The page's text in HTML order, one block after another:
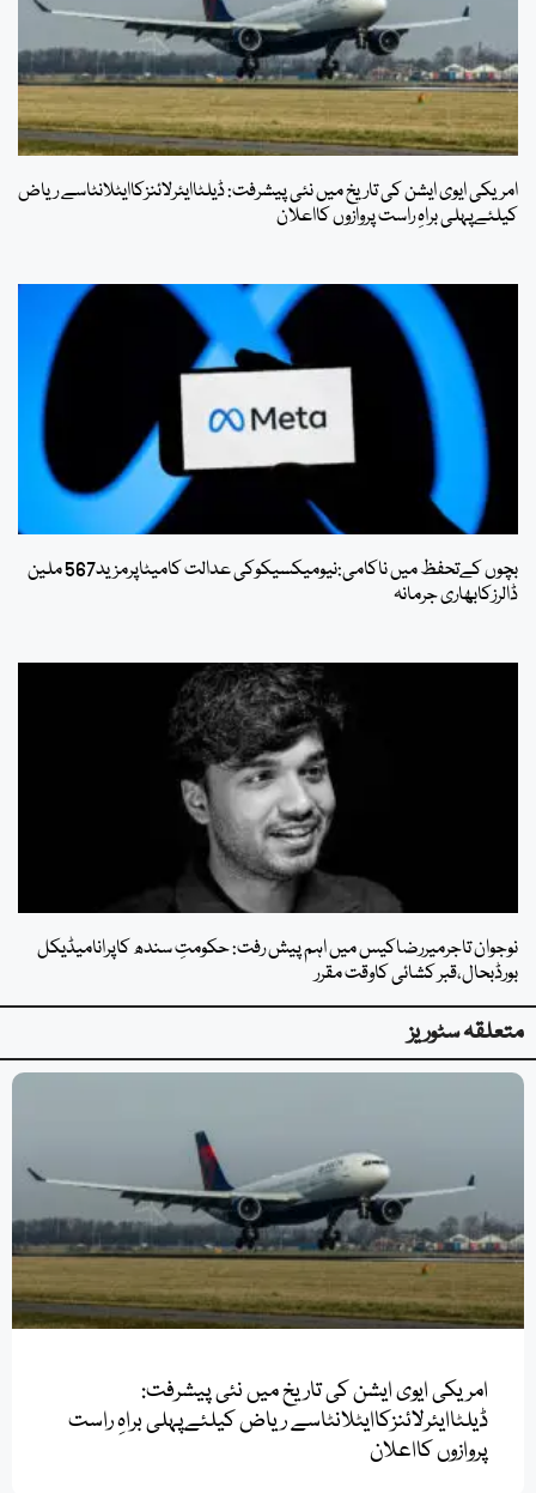
امریکی ایوی ایشن کی تاریخ میں نئی پیشرفت: ڈیلٹاایئرلائنزکاایٹلانٹاسے ریاض
کیلئےپہلی براہِ راست پروازوں کااعلان
بچوں کےتحفظ میں ناکامی:نیومیکسیکوکی عدالت کامیٹاپرمزید567 ملین
ڈالرزکابھاری جرمانہ
نوجوان تاجرمیررضاکیس میں اہم پیش رفت: حکومتِ سندھ کاپرانامیڈیکل
بورڈبحال،قبر کشائی کاوقت مقرر
متعلقہ سٹوریز
امریکی ایوی ایشن کی تاریخ میں نئی پیشرفت:
ڈیلٹاایئرلائنزکاایٹلانٹاسے ریاض کیلئےپہلی براہِ راست
پروازوں کااعلان